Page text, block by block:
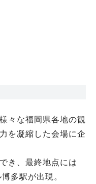
々な福岡県各地の観
を凝縮した会場に企
き、最終地点には
多駅が出現。